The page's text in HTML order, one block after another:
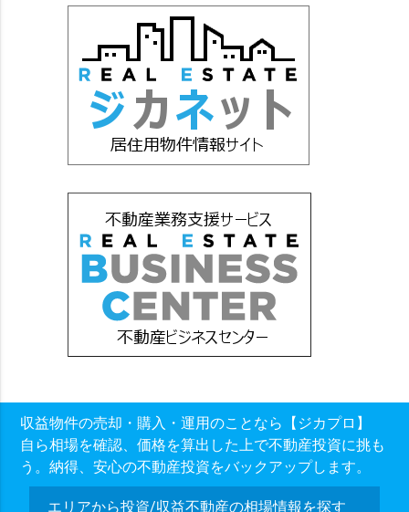
収益物件の売却・購入・運用のことなら【ジカプロ】
自ら相場を確認、価格を算出した上で不動産投資に挑も
う。納得、安心の不動産投資をバックアップします。
エリアから投資/収益不動産の相場情報を探す